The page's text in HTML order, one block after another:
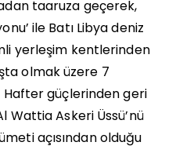
taaruza geçerek,
ile Batı Libya deniz
yerleşim kentlerinden
olmak üzere 7
güçlerinden geri
Wattia Askeri Üssü’nü
açısından olduğu